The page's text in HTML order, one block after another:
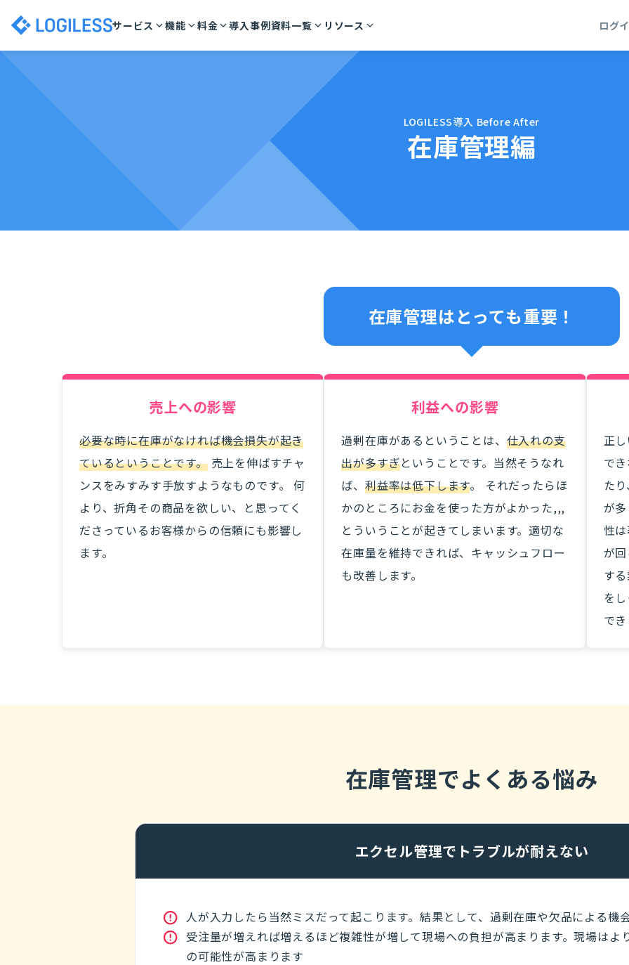
サービス 機能 料金 導入事例資料一覧 リソース ログ
LOGILESS導入 Before After
在庫管理編
在庫管理はとっても重要！
売上への影響
必要な時に在庫がなければ機会損失が起き
ているということです。売上を伸ばすチャ
ンスをみすみす手放すようなものです。 何
より、折角その商品を欲しい、と思ってく
ださっているお客様からの信頼にも影響し
ます。
利益への影響
過剰在庫があるということは、 仕入れの支
出が多すぎということです。当然そうなれ
ば、 利益率は低下します。 それだったらほ
かのところにお金を使った方がよかった,,,
とういうことが起きてしまいます。適切な
在庫量を維持できれば、キャッシュフロー
も改善します。
正
で
た
が
性
が
す
を
で
在庫管理でよくある悩み
エクセル管理でトラブルが耐えない
人が入力したら当然ミスだって起こります。結果として、過剰在庫や欠品による機
受注量が増えれば増えるほど複雑性が増して現場への負担が高まります。現場はよ
の可能性が高まります